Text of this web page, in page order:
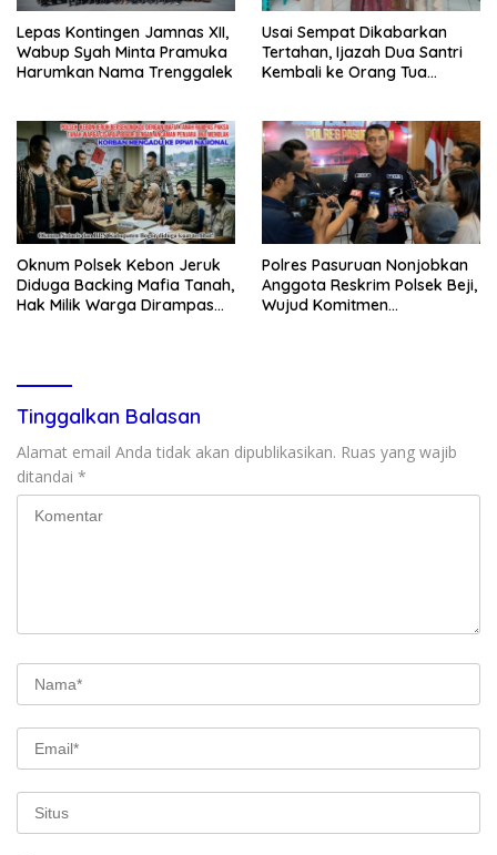
Lepas Kontingen Jamnas XII,
Wabup Syah Minta Pramuka
Harumkan Nama Trenggalek
Usai Sempat Dikabarkan
Tertahan, Ijazah Dua Santri
Kembali ke Orang Tua
Oknum Polsek Kebon Jeruk
Diduga Backing Mafia Tanah,
Hak Milik Warga Dirampas
Polres Pasuruan Nonjobkan
Anggota Reskrim Polsek Beji,
Wujud Komitmen
Tinggalkan Balasan
Alamat email Anda tidak akan dipublikasikan. Ruas yang wajib
ditandai *